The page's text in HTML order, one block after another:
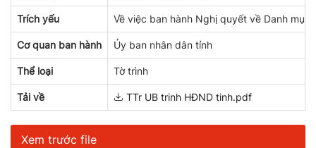
Trích yếu Về việc ban hành Nghị quyết về Danh
Cơ quan ban hành Ủy ban nhân dân tỉnh
Thể loại Tờ trình
Tải về TTr UB trinh HĐND tinh.pdf
Xem trước file